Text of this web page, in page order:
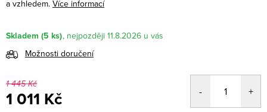
a vzhledem. Více informací
Skladem (5 ks)
11.8.2026
Možnosti doručení
1 445 Kč
1 011 Kč